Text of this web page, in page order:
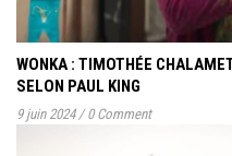
WONKA : TIMOTHÉE
SELON PAUL KING
9 juin 2024 / 0 Comment